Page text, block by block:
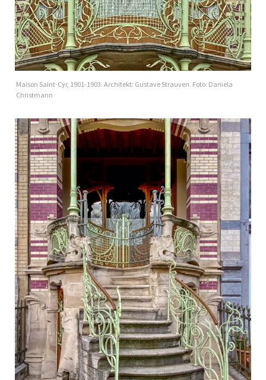
Maison Saint-Cyr, 1901-1903. Architekt: Gustave Strauven. Foto: Daniela
Christmann